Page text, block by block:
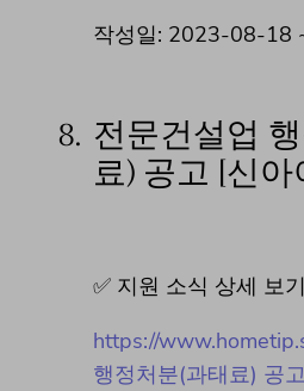
작성일: 2023-08-18
8. 전문건설업
료) 공고 [신아
✅ 지원 소식 상세 보
https://
행정처분(과태료) 공